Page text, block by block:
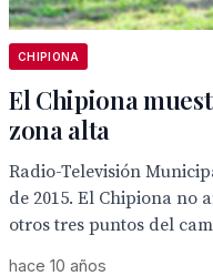
CHIPIONA
El Chipiona
zona alta
Radio-Televisión
de 2015. El Chipiona no
otros tres puntos del
hace 10 años